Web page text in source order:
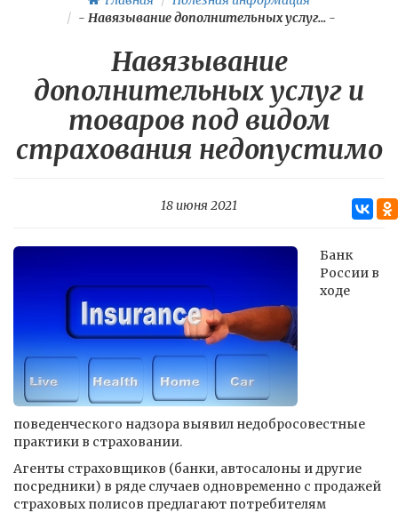
- Навязывание дополнительных услуг... -
Навязывание
дополнительных услуг и
товаров под видом
страхования недопустимо
18 июня 2021
Банк
России в
ходе
поведенческого надзора выявил недобросовестные
практики в страховании.
Агенты страховщиков (банки, автосалоны и другие
посредники) в ряде случаев одновременно с продажей
страховых полисов предлагают потребителям